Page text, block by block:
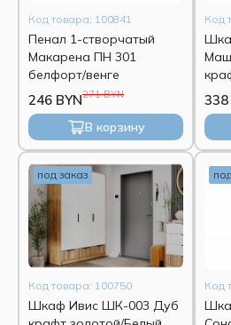
Шкафы пеналы
Шкаф
Шкафы одностворчатые
Шкафы 3-дверные
Код товара: 100841
Пенал 1-створчатый
Макарена ПН 301
белфорт/венге
271 BYN
246 BYN
В корзину
Код
338
под заказ
Код товара: 100750
Шкаф Ивис ШК-003 Дуб
Код